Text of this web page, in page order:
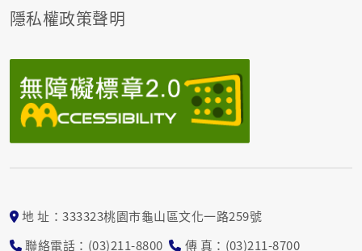
隱私權政策聲明
地 址：333323桃園市龜山區文化一路259號
聯絡電話：(03)211-8800
傳 真：(03)211-8700